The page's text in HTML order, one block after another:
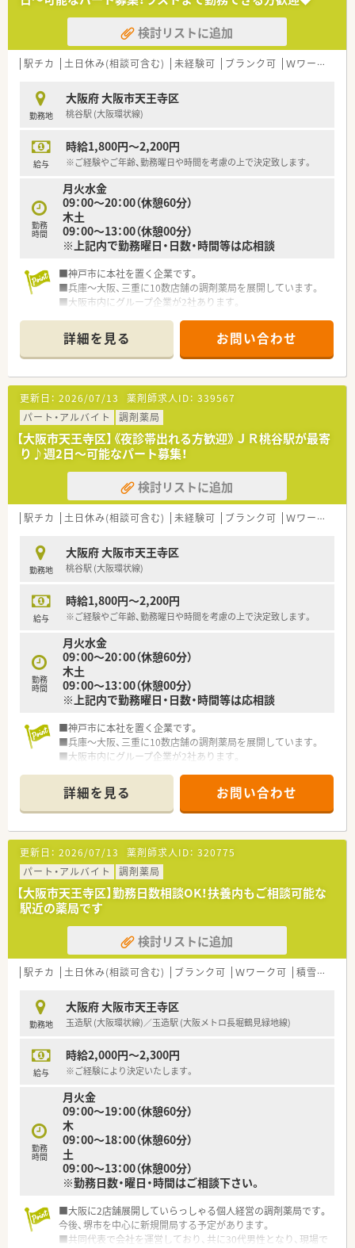
検討リストに追加
駅チカ 土日休み(相談可含む) 未経験可 ブランク可 Ｗワーク可
勤務地
大阪府 大阪市天王寺区
桃谷駅 (大阪環状線)
給与
時給1,800円～2,200円
※ご経験やご年齢、勤務曜日や時間を考慮の上で決定致します。
勤務
時間
月火水金
09：00～20：00（休憩60分）
木土
09：00～13：00（休憩00分）
※上記内で勤務曜日・日数・時間等は応相談
■神戸市に本社を置く企業です。
■兵庫～大阪、三重に10数店舗の調剤薬局を展開しています。
■大阪市内にグループ企業が2社あります。
詳細を見る お問い合わせ
更新日： 2026/07/13 薬剤師求人ID： 339567
パート・アルバイト
調剤薬局
【大阪市天王寺区】《夜診帯出れる方歓迎》ＪＲ桃谷駅が最寄
り♪週2日～可能なパート募集！
検討リストに追加
駅チカ 土日休み(相談可含む) 未経験可 ブランク可 Ｗワーク可
勤務地
大阪府 大阪市天王寺区
桃谷駅 (大阪環状線)
給与
時給1,800円～2,200円
※ご経験やご年齢、勤務曜日や時間を考慮の上で決定致します。
勤務
時間
月火水金
09：00～20：00（休憩60分）
木土
09：00～13：00（休憩00分）
※上記内で勤務曜日・日数・時間等は応相談
■神戸市に本社を置く企業です。
■兵庫～大阪、三重に10数店舗の調剤薬局を展開しています。
■大阪市内にグループ企業が2社あります。
詳細を見る お問い合わせ
更新日： 2026/07/13 薬剤師求人ID： 320775
パート・アルバイト
調剤薬局
【大阪市天王寺区】勤務日数相談OK！扶養内もご相談可能な
駅近の薬局です
検討リストに追加
駅チカ 土日休み(相談可含む) ブランク可 Ｗワーク可 積雪なし
勤務地
大阪府 大阪市天王寺区
玉造駅 (大阪環状線)／玉造駅 (大阪メトロ長堀鶴見緑地線)
給与
時給2,000円～2,300円
※ご経験により決定いたします。
勤務
時間
月火金
09：00～19：00（休憩60分）
木
09：00～18：00（休憩60分）
土
09：00～13：00（休憩00分）
※勤務日数・曜日・時間はご相談下さい。
■大阪に2店舗展開していらっしゃる個人経営の調剤薬局です。
今後、堺市を中心に新規開局する予定があります。
■共同代表で会社を運営しており、共に30代男性となり、現場で